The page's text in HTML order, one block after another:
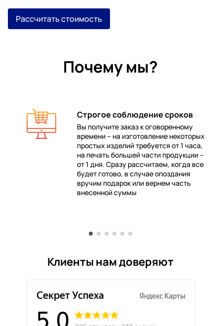
Рассчитать стоимость
Почему мы?
Строгое соблюдение сроков
Вы получите заказ к оговоренному
времени – на изготовление некоторых
простых изделий требуется от 1 часа,
на печать большей части продукции –
от 1 дня. Сразу рассчитаем, когда все
будет готово, в случае опоздания
вручим подарок или вернем часть
внесенной суммы
Клиенты нам доверяют